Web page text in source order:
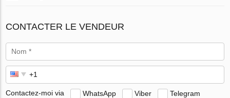
CONTACTER LE VENDEUR
Contactez-moi via WhatsApp Viber Telegram